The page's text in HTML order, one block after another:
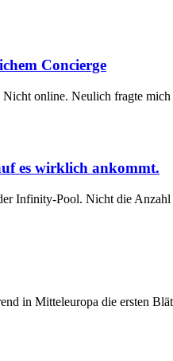
Concierge
online. Neulich fragte
es wirklich ankommt.
Infinity-Pool. Nicht die
in Mitteleuropa die ersten